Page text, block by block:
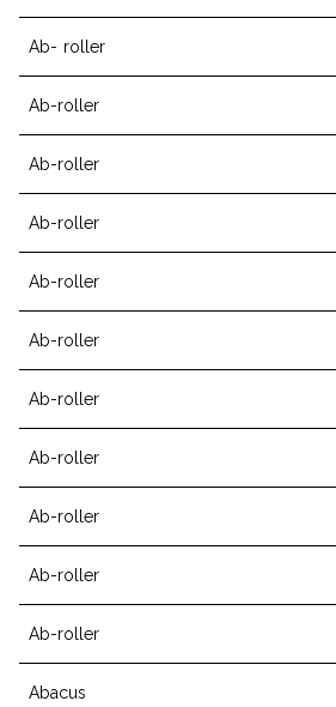
Ab- roller
Ab-roller
Ab-roller
Ab-roller
Ab-roller
Ab-roller
Ab-roller
Ab-roller
Ab-roller
Ab-roller
Ab-roller
Abacus